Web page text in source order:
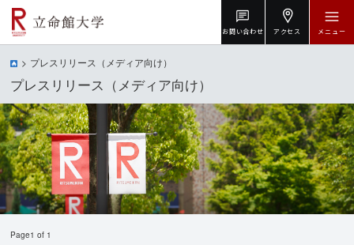
お問い合わせ アクセス メニュー
プレスリリース（メディア向け）
プレスリリース（メディア向け）
Page1 of 1